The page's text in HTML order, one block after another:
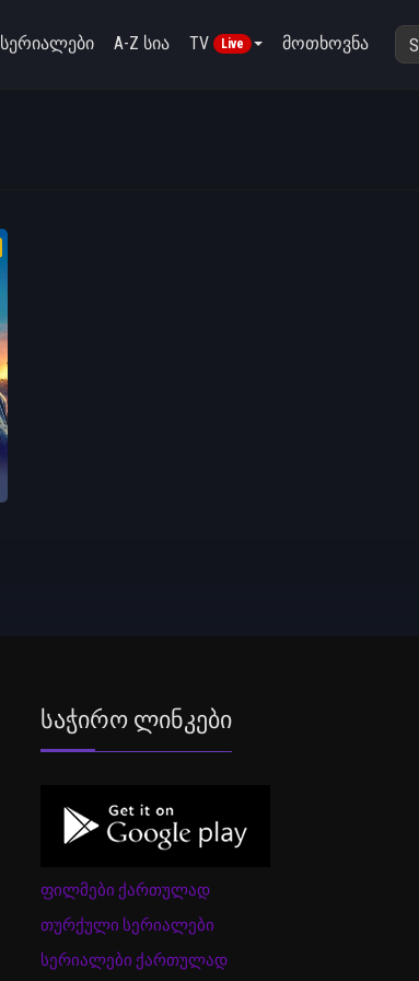
სერიალები A-Z სია TV Live მოთხოვნა
Საჭირო Ლინკები
ფილმები ქართულად
თურქული სერიალები
სერიალები ქართულად